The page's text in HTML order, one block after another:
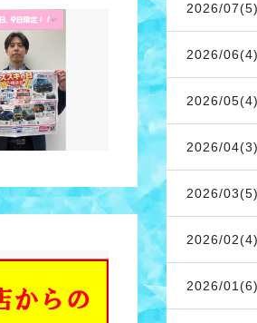
2026/07(5)
2026/06(4)
2026/05(4)
2026/04(3)
2026/03(5)
2026/02(4)
2026/01(6)